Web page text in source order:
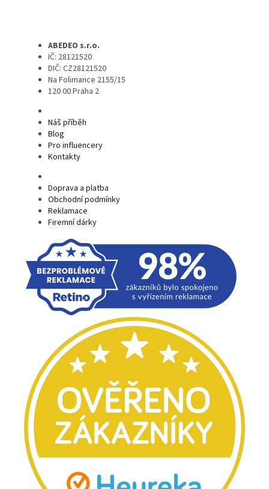
ABEDEO s.r.o.
IČ: 28121520
DIČ: CZ28121520
Na Folimance 2155/15
120 00 Praha 2
Náš příběh
Blog
Pro influencery
Kontakty
Doprava a platba
Obchodní podmínky
Reklamace
Firemní dárky